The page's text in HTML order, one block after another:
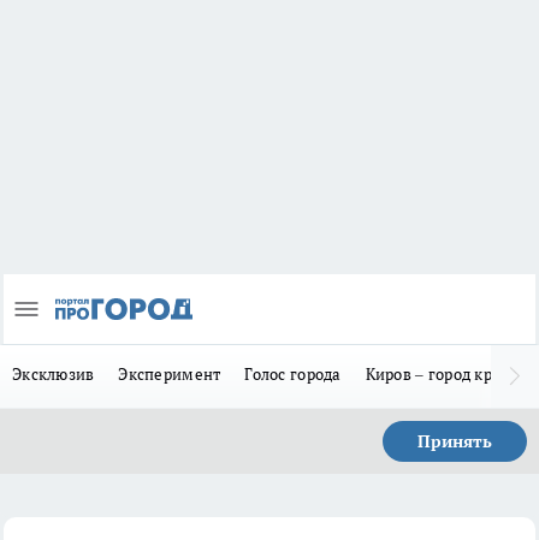
Эксклюзив Эксперимент Голос города Киров – город
Принять